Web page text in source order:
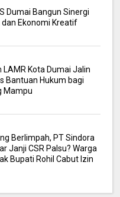
Dumai Bangun Sinergi
Ekonomi Kreatif
LAMR Kota Dumai Jalin
Bantuan Hukum bagi
Mampu
Berlimpah, PT Sindora
Janji CSR Palsu? Warga
Bupati Rohil Cabut Izin